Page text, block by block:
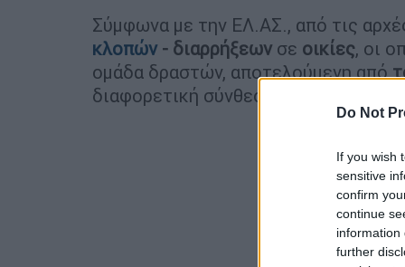
Do Not
If you wish
sensitive
confirm
continue
information
further
Σύμφωνα με την ΕΛ.ΑΣ., από τις
κλοπών- διαρρήξεων σε οικίες, οι
ομάδα δραστών, αποτελούμενη από
διαφορετική σύνθεση κάθε φορά.